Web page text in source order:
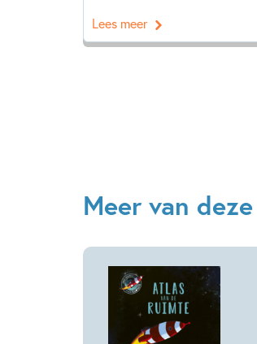
Lees meer
Meer van